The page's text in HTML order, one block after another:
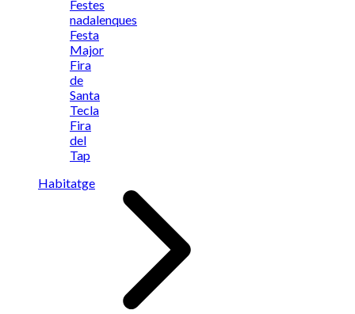
Festes
nadalenques
Festa
Major
Fira
de
Santa
Tecla
Fira
del
Tap
Habitatge